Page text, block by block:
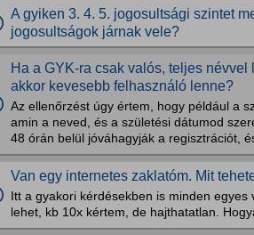
A gyiken 3. 4. 5. jogosultsági szintet
jogosultságok járnak vele?
Ha a GYK-ra csak valós, teljes
akkor kevesebb felhasználó lenne?
Az ellenőrzést úgy értem, hogy például a
amin a neved, és a születési dátumod
48 órán belül jóváhagyják a regisztrációt,
Van egy internetes zaklatóm. Mit
Itt a gyakori kérdésekben is minden
lehet, kb 10x kértem, de hajthatatlan.